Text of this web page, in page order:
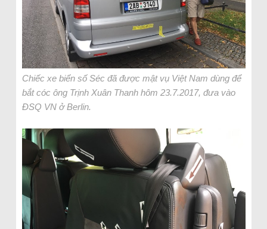
Chiếc xe biển số Séc đã được mật vụ Việt Nam dùng để
bắt cóc ông Trịnh Xuân Thanh hôm 23.7.2017, đưa vào
ĐSQ VN ở Berlin.